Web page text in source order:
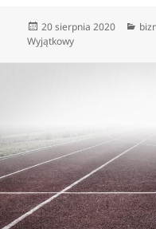
Data
publikacji
20 sierpnia 2020
Wyjątkowy